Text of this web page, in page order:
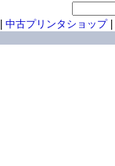
中古プリンタショップ|